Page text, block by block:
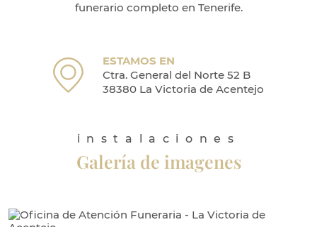
funerario completo en Tenerife.
ESTAMOS EN
Ctra. General del Norte 52 B
38380 La Victoria de Acentejo
instalaciones
Galería de imagenes